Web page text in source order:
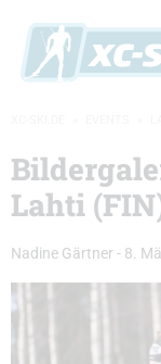
Lahti
Nadine Gärtner - 8.